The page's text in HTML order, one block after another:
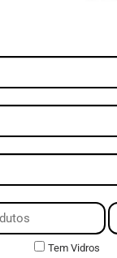
Tem Vidros